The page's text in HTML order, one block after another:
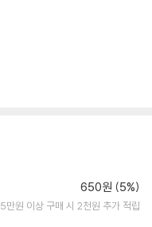
650원 (5%)
5만원 이상 구매 시 2천원 추가 적립